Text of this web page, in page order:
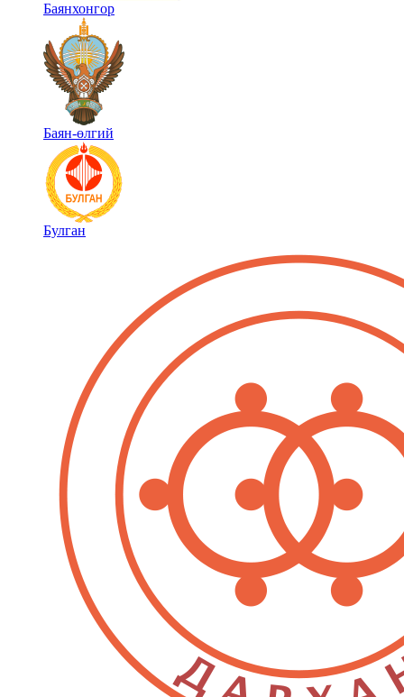
Баянхонгор
Баян-өлгий
Булган